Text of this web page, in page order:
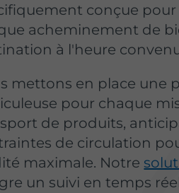
conçue
acheminement de
à l'heure
mettons en place une
pour chaque
de produits,
de circulation
maximale. Notre
un suivi en temps